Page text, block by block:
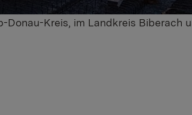
Donau-Kreis, im Landkreis Biberach